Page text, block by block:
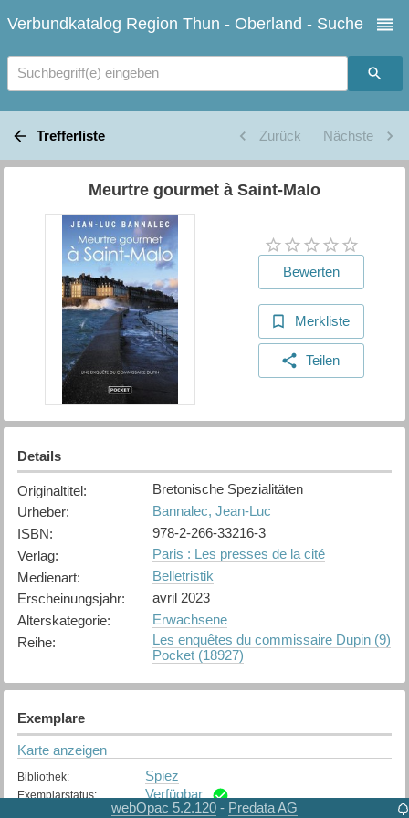
Verbundkatalog Region Thun - Oberland - Suche
Suchbegriff(e) eingeben
Trefferliste Zurück Nächste
Meurtre gourmet à Saint-Malo
Bewerten
Merkliste
Teilen
Details
Originaltitel:
Bretonische Spezialitäten
Urheber:
Bannalec, Jean-Luc
ISBN:
978-2-266-33216-3
Verlag:
Paris : Les presses de la cité
Medienart:
Belletristik
Erscheinungsjahr:
avril 2023
Alterskategorie:
Erwachsene
Reihe:
Les enquêtes du commissaire Dupin (9)
Pocket (18927)
Exemplare
Karte anzeigen
Bibliothek: Spiez
Exemplarstatus:
Verfügbar
webOpac 5.2.120 - Predata AG